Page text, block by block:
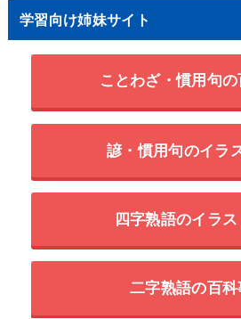
学習向け姉妹サイト
ことわざ・慣用句
諺・慣用句のイラ
四字熟語のイラ
二字熟語の百